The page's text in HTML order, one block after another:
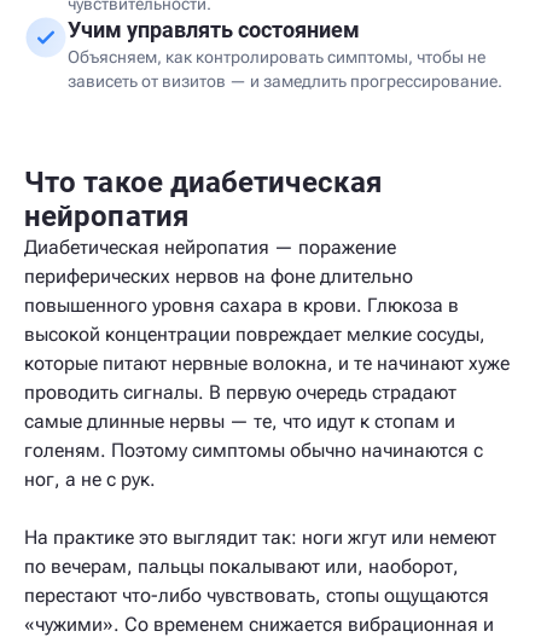
Учим управлять состоянием
Объясняем, как контролировать симптомы, чтобы не
зависеть от визитов — и замедлить прогрессирование.
Что такое диабетическая
нейропатия
Диабетическая нейропатия — поражение
периферических нервов на фоне длительно
повышенного уровня сахара в крови. Глюкоза в
высокой концентрации повреждает мелкие сосуды,
которые питают нервные волокна, и те начинают хуже
проводить сигналы. В первую очередь страдают
самые длинные нервы — те, что идут к стопам и
голеням. Поэтому симптомы обычно начинаются с
ног, а не с рук.
На практике это выглядит так: ноги жгут или немеют
по вечерам, пальцы покалывают или, наоборот,
перестают что-либо чувствовать, стопы ощущаются
«чужими». Со временем снижается вибрационная и